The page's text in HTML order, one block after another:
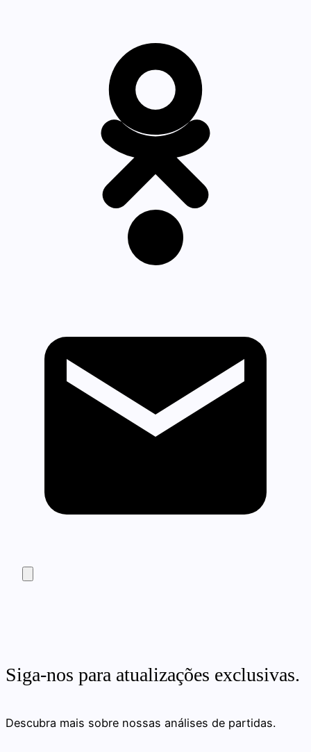
Siga-nos para atualizações exclusivas.
Descubra mais sobre nossas análises de partidas.